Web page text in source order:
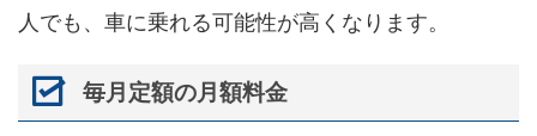
人でも、車に乗れる可能性が高くなります。
毎月定額の月額料金